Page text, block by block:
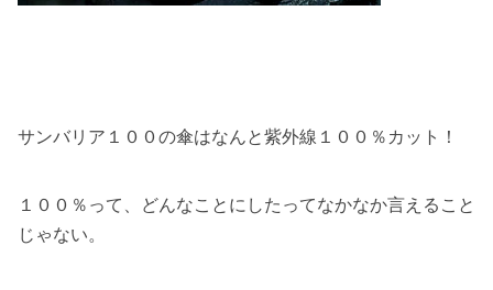
サンバリア１００の傘はなんと紫外線１００％カット！
１００％って、どんなことにしたってなかなか言えること
じゃない。